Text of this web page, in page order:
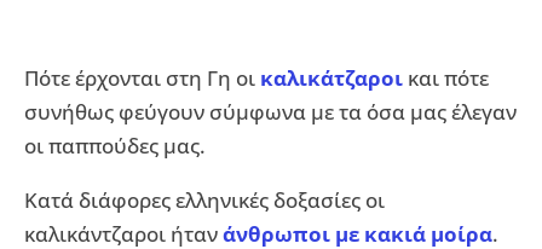
Πότε έρχονται στη Γη οι καλικάτζαροι και πότε
συνήθως φεύγουν σύμφωνα με τα όσα μας έλεγαν
οι παππούδες μας.
Κατά διάφορες ελληνικές δοξασίες οι
καλικάντζαροι ήτανάνθρωποι με κακιά μοίρα.